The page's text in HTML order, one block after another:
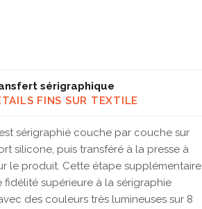
sérigraphique
FINS SUR TEXTILE
sérigraphié couche par couche sur
silicone, puis transféré à la presse à
le produit. Cette étape supplémentaire
fidélité supérieure à la sérigraphie
des couleurs très lumineuses sur 8